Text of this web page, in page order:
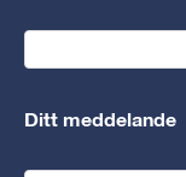
Ditt meddelande